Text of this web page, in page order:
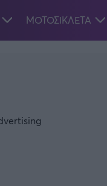
ΜΟΤΟΣΙΚΛΕΤΑ